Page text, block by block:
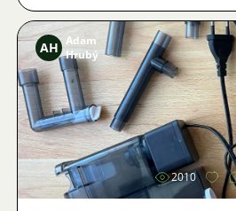
Bild
AH Adam
Hrubý
2010